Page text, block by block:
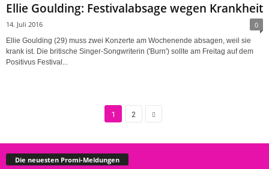
Ellie Goulding: Festivalabsage wegen Krankheit
14. Juli 2016 0
Ellie Goulding (29) muss zwei Konzerte am Wochenende absagen, weil sie
krank ist. Die britische Singer-Songwriterin ('Burn') sollte am Freitag auf dem
Positivus Festival...
1 2
Die neuesten Promi-Meldungen